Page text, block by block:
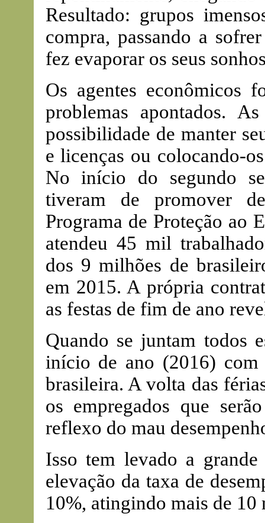
Resultado: grupos
compra, passando a
fez evaporar os seus
Os agentes econômicos
problemas apontados.
possibilidade de manter
e licenças ou colocando-
No início do segundo
tiveram de promover
Programa de Proteção ao
atendeu 45 mil
dos 9 milhões de
em 2015. A própria
as festas de fim de ano
Quando se juntam todos
início de ano (2016)
brasileira. A volta das
os empregados que
reflexo do mau
Isso tem levado a
elevação da taxa de
10%, atingindo mais de